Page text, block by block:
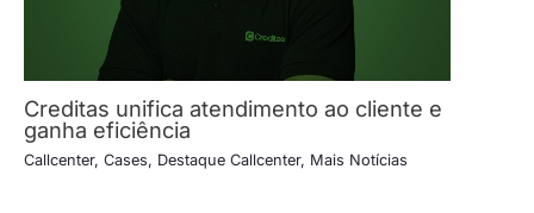
Creditas unifica atendimento ao cliente e
ganha eficiência
Callcenter, Cases, Destaque Callcenter, Mais Notícias